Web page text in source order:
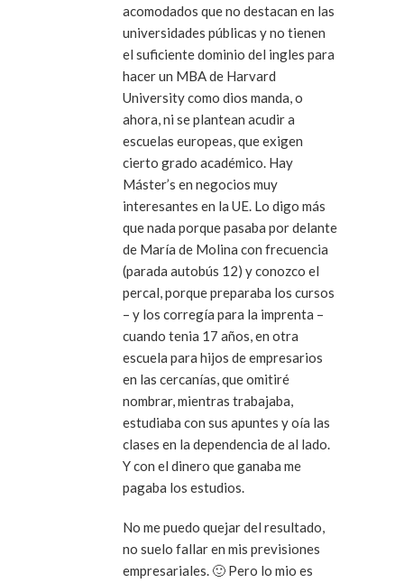
acomodados que no destacan en las
universidades públicas y no tienen
el suficiente dominio del ingles para
hacer un MBA de Harvard
University como dios manda, o
ahora, ni se plantean acudir a
escuelas europeas, que exigen
cierto grado académico. Hay
Máster’s en negocios muy
interesantes en la UE. Lo digo más
que nada porque pasaba por delante
de María de Molina con frecuencia
(parada autobús 12) y conozco el
percal, porque preparaba los cursos
– y los corregía para la imprenta –
cuando tenia 17 años, en otra
escuela para hijos de empresarios
en las cercanías, que omitiré
nombrar, mientras trabajaba,
estudiaba con sus apuntes y oía las
clases en la dependencia de al lado.
Y con el dinero que ganaba me
pagaba los estudios.
No me puedo quejar del resultado,
no suelo fallar en mis previsiones
empresariales. 🙂 Pero lo mio es